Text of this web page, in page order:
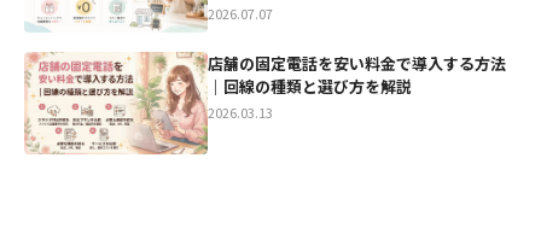
2026.07.07
店舗の固定電話を安い料金で導入する方法
｜回線の種類と選び方を解説
2026.03.13